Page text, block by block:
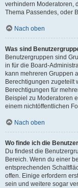
verhindern Moderatoren,
Thema Passendes, oder
Nach oben
Was sind
Benutzergruppen sind
in für die Board-
kann mehreren Gruppen
Berechtigungen zugeteilt
Berechtigungen für
Beispiel zu Moderatoren
einem nichtöffentlichen
Nach oben
Wo finde ich die
Du findest die
Bereich. Wenn du einer
entsprechenden
offen. Einige erfordern
sein und weitere sogar